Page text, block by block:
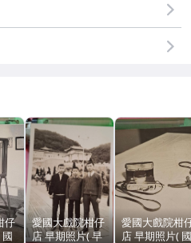
仔
愛國大戲院柑仔
店 早期照片( 早
愛國大戲院柑
店 早期照片( 國